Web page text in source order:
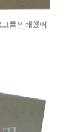
를 인쇄했어